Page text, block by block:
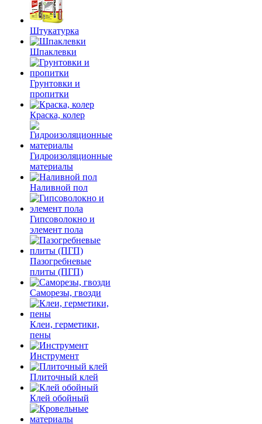
Штукатурка
Шпаклевки
Грунтовки и
пропитки
Краска, колер
Гидроизоляционные
материалы
Наливной пол
Гипсоволокно и
элемент пола
Пазогребневые
плиты (ПГП)
Саморезы, гвозди
Клеи, герметики,
пены
Инструмент
Плиточный клей
Клей обойный